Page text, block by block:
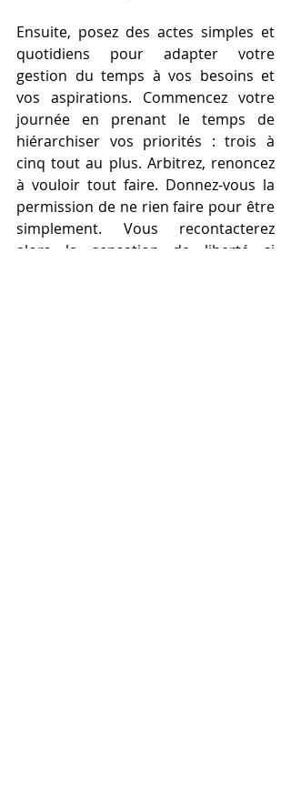
Ensuite, posez des actes simples et
quotidiens pour adapter votre
gestion du temps à vos besoins et
vos aspirations. Commencez votre
journée en prenant le temps de
hiérarchiser vos priorités : trois à
cinq tout au plus. Arbitrez, renoncez
à vouloir tout faire. Donnez-vous la
permission de ne rien faire pour être
simplement. Vous recontacterez
alors la sensation de liberté si